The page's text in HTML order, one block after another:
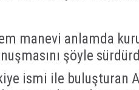
manevi anlamda
şöyle
ismi ile buluşturan